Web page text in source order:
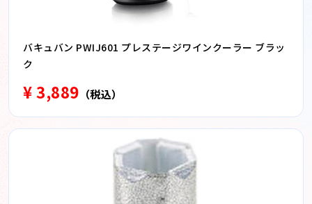
バキュバン PWIJ601 プレステージワインクーラー ブラッ
ク
¥ 3,889 （税込）